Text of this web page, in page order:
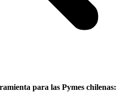
para las Pymes chilenas: